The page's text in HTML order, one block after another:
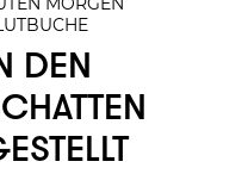
DEN